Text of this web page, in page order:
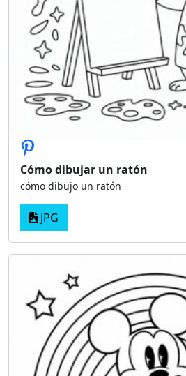
Cómo dibujar un ratón
cómo dibujo un ratón
JPG